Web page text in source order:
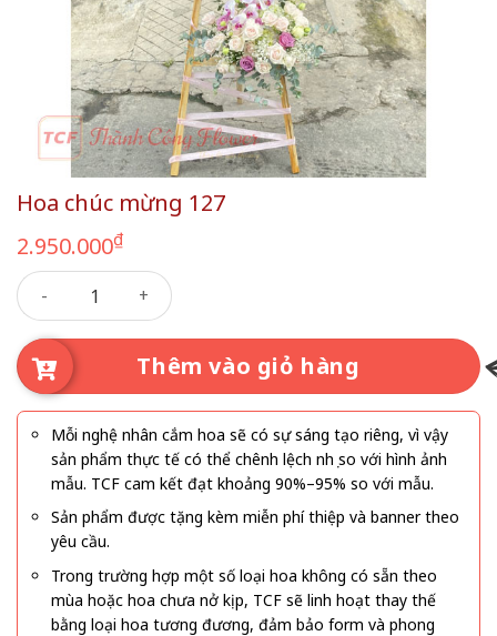
Hoa chúc mừng 127
2.950.000₫
Hoa chúc mừng 127 số lượng
Thêm vào giỏ hàng
Mỗi nghệ nhân cắm hoa sẽ có sự sáng tạo riêng, vì vậy
sản phẩm thực tế có thể chênh lệch nhẹ so với hình ảnh
mẫu. TCF cam kết đạt khoảng 90%–95% so với mẫu.
Sản phẩm được tặng kèm miễn phí thiệp và banner theo
yêu cầu.
Trong trường hợp một số loại hoa không có sẵn theo
mùa hoặc hoa chưa nở kịp, TCF sẽ linh hoạt thay thế
bằng loại hoa tương đương, đảm bảo form và phong